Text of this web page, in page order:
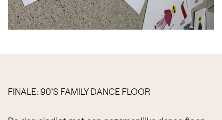
FINALE: 90'S FAMILY DANCE FLOOR